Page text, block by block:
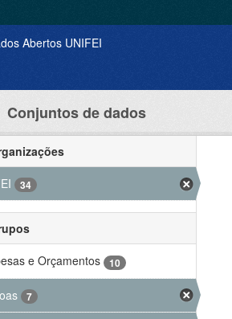
Conjuntos de dados
34
e Orçamentos
10
7